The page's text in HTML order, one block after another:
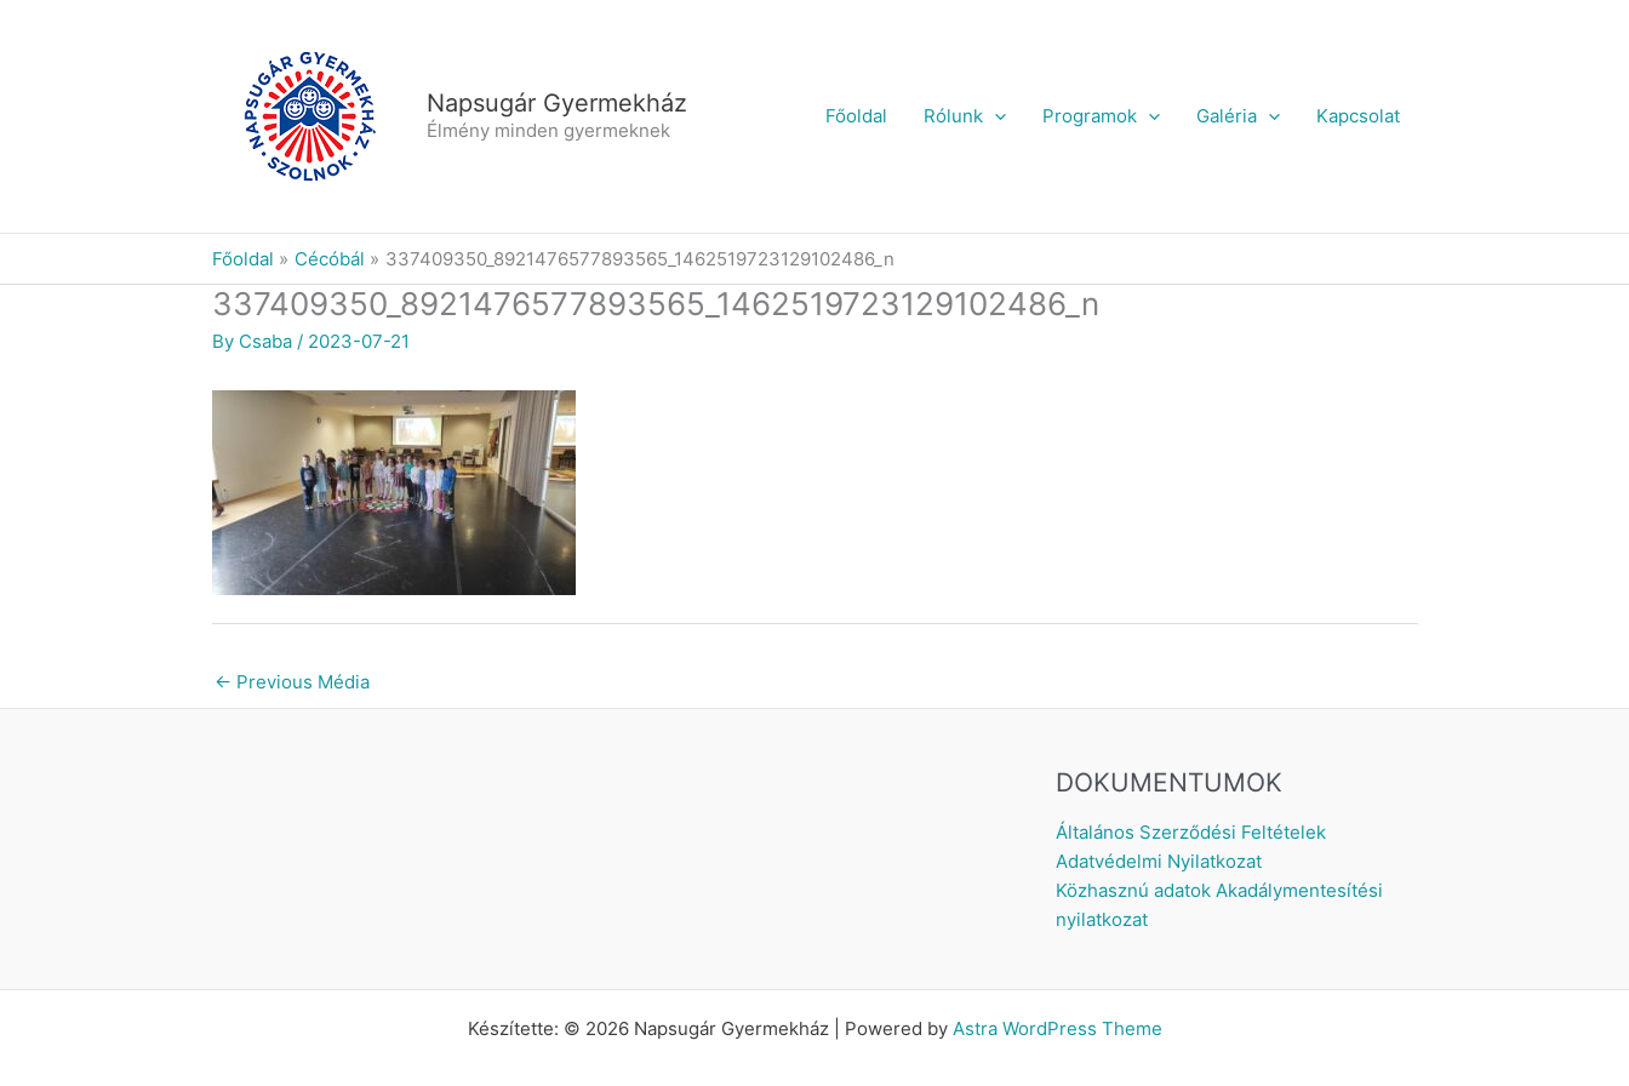
Napsugár Gyermekház
Élmény minden gyermeknek
Főoldal Rólunk Programok Galéria Kapcsolat
Főoldal Cécóbál 337409350_8921476577893565_1462519723129102486_n
337409350_8921476577893565_1462519723129102486_n
By Csaba / 2023-07-21
← Previous Média
DOKUMENTUMOK
Általános Szerződési Feltételek
Adatvédelmi Nyilatkozat
Közhasznú adatok Akadálymentesítési
nyilatkozat
Készítette: © 2026 Napsugár Gyermekház | Powered by Astra WordPress Theme